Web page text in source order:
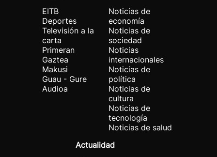
EITB
Deportes
Televisión a la
carta
Primeran
Gaztea
Makusi
Guau - Gure
Audioa
Noticias de
economía
Noticias de
sociedad
Noticias
internacionales
Noticias de
política
Noticias de
cultura
Noticias de
tecnología
Noticias de salud
Actualidad